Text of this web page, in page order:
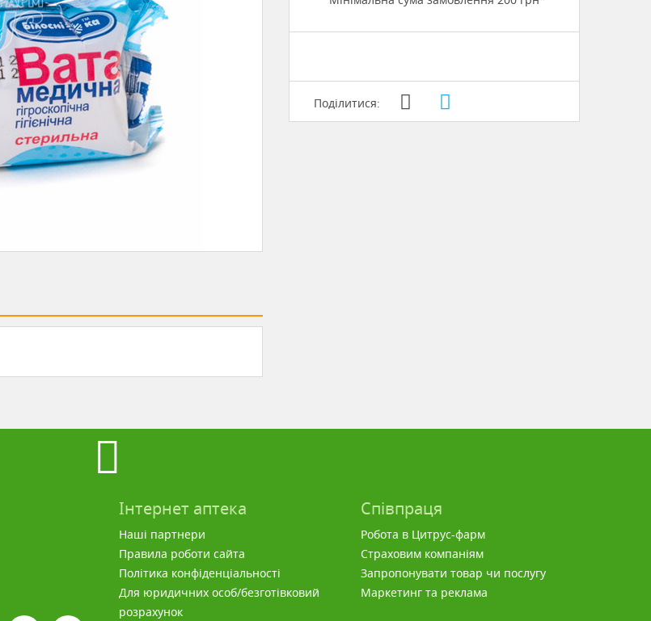
Поділитися:
Інтернет аптека
Наші партнери
Правила роботи сайта
Політика конфіденціальності
Для юридичних особ/безготівковий
розрахунок
Співпраця
Робота в Цитрус-фарм
Страховим компаніям
Запропонувати товар чи послугу
Маркетинг та реклама